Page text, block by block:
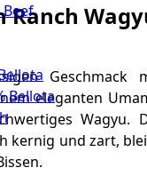
Bellota
Ranch
Geschmack
eleganten
Wagyu.
kernig und zart,